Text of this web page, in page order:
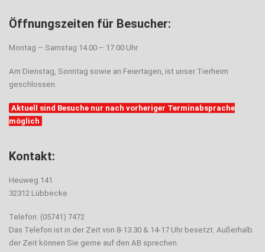
Öffnungszeiten für Besucher:
Montag – Samstag 14.00 – 17.00 Uhr
Am Dienstag, Sonntag sowie an Feiertagen, ist unser Tierheim
geschlossen.
Aktuell sind Besuche nur nach vorheriger Terminabsprache
möglich
Kontakt:
Heuweg 141
32312 Lübbecke
Telefon: (05741) 7472
Das Telefon ist in der Zeit von 8-13.30 & 14-17 Uhr besetzt. Außerhalb
der Zeit können Sie gerne auf den AB sprechen.